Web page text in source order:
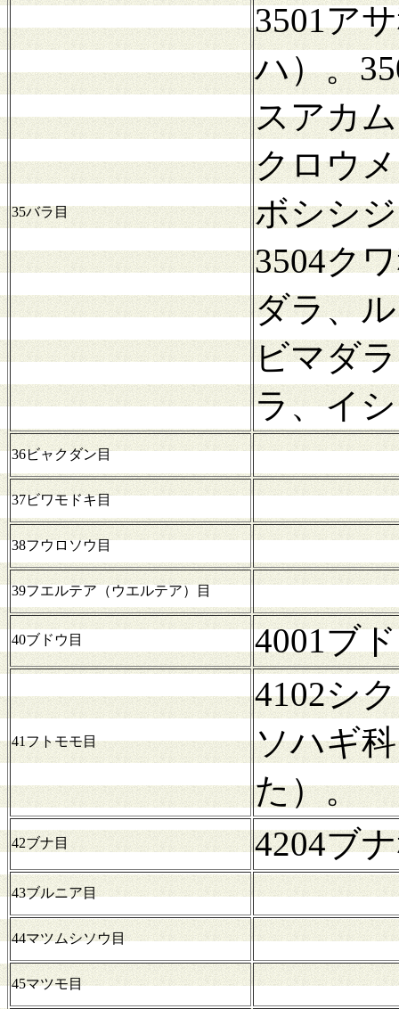
35バラ目
3501ア
ハ）。
スアカ
クロウ
ボシシ
3504ク
ダラ、
ビマダ
ラ、イ
36ビャクダン目
37ビワモドキ目
38フウロソウ目
39フエルテア（ウエルテア）目
40ブドウ目 4001ブ
41フトモモ目
4102シ
ソハギ
た）。
42ブナ目 4204ブ
43ブルニア目
44マツムシソウ目
45マツモ目